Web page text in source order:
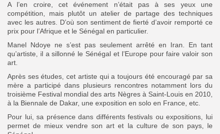
A l’en croire, cet événement n’était pas à ses yeux une
compétition, mais plutôt un atelier de partage des techniques
avec les autres. D’où son sentiment de fierté d’avoir remporté ce
prix pour l’Afrique et le Sénégal en particulier.
Manel Ndoye ne s’est pas seulement arrêté en Iran. En tant
qu’artiste, il a sillonné le Sénégal et l’Europe pour faire valoir son
art.
Après ses études, cet artiste qui a toujours été encouragé par sa
mère a participé dans plusieurs rencontres notamment lors du
troisième Festival mondial des arts Nègres à Saint-Louis en 2010,
à la Biennale de Dakar, une exposition en solo en France, etc.
Pour lui, sa présence dans différents festivals ou expositions, lui
permet de mieux vendre son art et la culture de son pays, le